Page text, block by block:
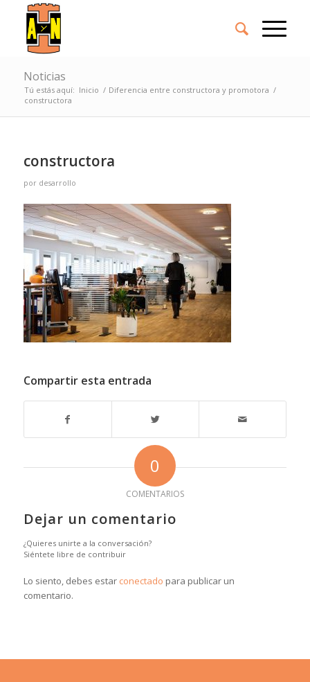
Noticias
Tú estás aquí: Inicio / Diferencia entre constructora y promotora /
constructora
constructora
por desarrollo
Compartir esta entrada
0
COMENTARIOS
Dejar un comentario
¿Quieres unirte a la conversación?
Siéntete libre de contribuir
Lo siento, debes estar conectado para publicar un
comentario.